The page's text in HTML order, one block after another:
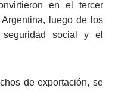
en el tercer
luego de los
social y el
de exportación, se